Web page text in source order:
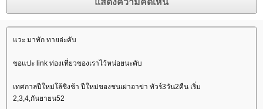
วะ มาทัก ทายอ่ะคับ
ขอแปะ link ท่องเที่ยวของเราไว้หน่อยนะคับ
เทศกาลปีใหม่โล้ชิงช้า ปีใหม่ของชนเผ่าอาข่า ทัวร์3วัน2คืน เริ่ม
2,3,4,กันยายน52